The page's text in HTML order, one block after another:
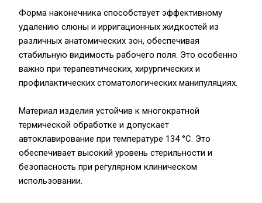
Форма наконечника способствует эффективному
удалению слюны и ирригационных жидкостей из
различных анатомических зон, обеспечивая
стабильную видимость рабочего поля. Это особенно
важно при терапевтических, хирургических и
профилактических стоматологических манипуляциях.
Материал изделия устойчив к многократной
термической обработке и допускает
автоклавирование при температуре 134 °C. Это
обеспечивает высокий уровень стерильности и
безопасность при регулярном клиническом
использовании.